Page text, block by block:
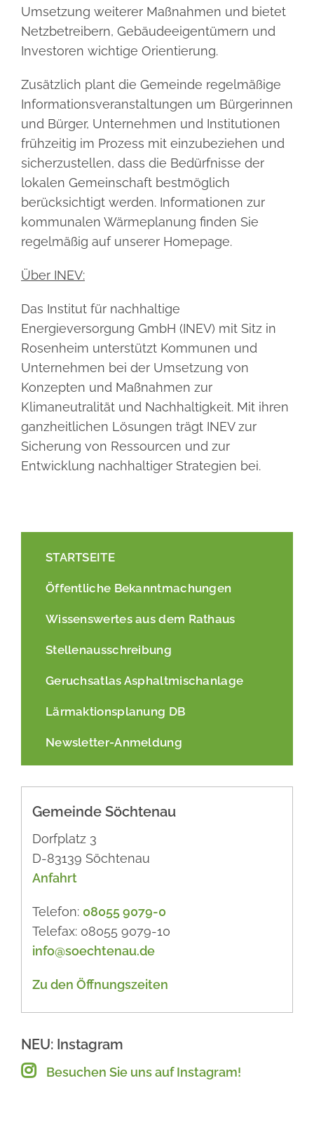
STARTSEITE
Öffentliche Bekanntmachungen
Wissenswertes aus dem Rathaus
Stellenausschreibung
Geruchsatlas Asphaltmischanlage
Lärmaktionsplanung DB
Newsletter-Anmeldung
Gemeinde Söchtenau
Dorfplatz 3
D-83139 Söchtenau
Anfahrt
Telefon: 08055 9079-0
Telefax: 08055 9079-10
info@soechtenau.de
Zu den Öffnungszeiten
NEU: Instagram
Besuchen Sie uns auf Instagram!
Umsetzung weiterer Maßnahmen und bietet
Netzbetreibern, Gebäudeeigentümern und
Investoren wichtige Orientierung.
Zusätzlich plant die Gemeinde regelmäßige
Informationsveranstaltungen um Bürgerinnen
und Bürger, Unternehmen und Institutionen
frühzeitig im Prozess mit einzubeziehen und
sicherzustellen, dass die Bedürfnisse der
lokalen Gemeinschaft bestmöglich
berücksichtigt werden. Informationen zur
kommunalen Wärmeplanung finden Sie
regelmäßig auf unserer Homepage.
Über INEV:
Das Institut für nachhaltige
Energieversorgung GmbH (INEV) mit Sitz in
Rosenheim unterstützt Kommunen und
Unternehmen bei der Umsetzung von
Konzepten und Maßnahmen zur
Klimaneutralität und Nachhaltigkeit. Mit ihren
ganzheitlichen Lösungen trägt INEV zur
Sicherung von Ressourcen und zur
Entwicklung nachhaltiger Strategien bei.